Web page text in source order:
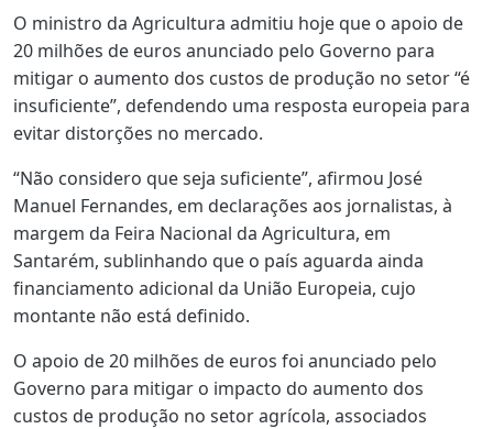
O ministro da Agricultura admitiu hoje que o apoio de
20 milhões de euros anunciado pelo Governo para
mitigar o aumento dos custos de produção no setor “é
insuficiente”, defendendo uma resposta europeia para
evitar distorções no mercado.
“Não considero que seja suficiente”, afirmou José
Manuel Fernandes, em declarações aos jornalistas, à
margem da Feira Nacional da Agricultura, em
Santarém, sublinhando que o país aguarda ainda
financiamento adicional da União Europeia, cujo
montante não está definido.
O apoio de 20 milhões de euros foi anunciado pelo
Governo para mitigar o impacto do aumento dos
custos de produção no setor agrícola, associados